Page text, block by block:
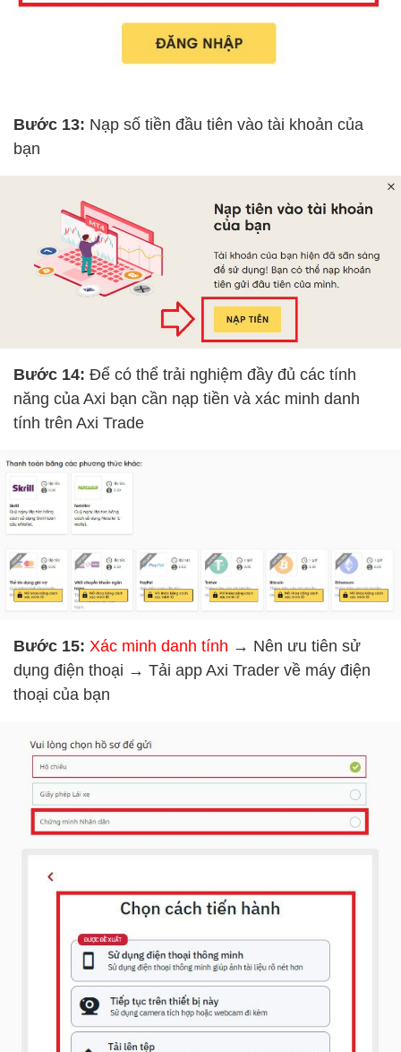
Bước 13: Nạp số tiền đầu tiên vào tài khoản của
bạn
Bước 14: Để có thể trải nghiệm đầy đủ các tính
năng của Axi bạn cần nạp tiền và xác minh danh
tính trên Axi Trade
Bước 15: Xác minh danh tính → Nên ưu tiên sử
dụng điện thoại → Tải app Axi Trader về máy điện
thoại của bạn